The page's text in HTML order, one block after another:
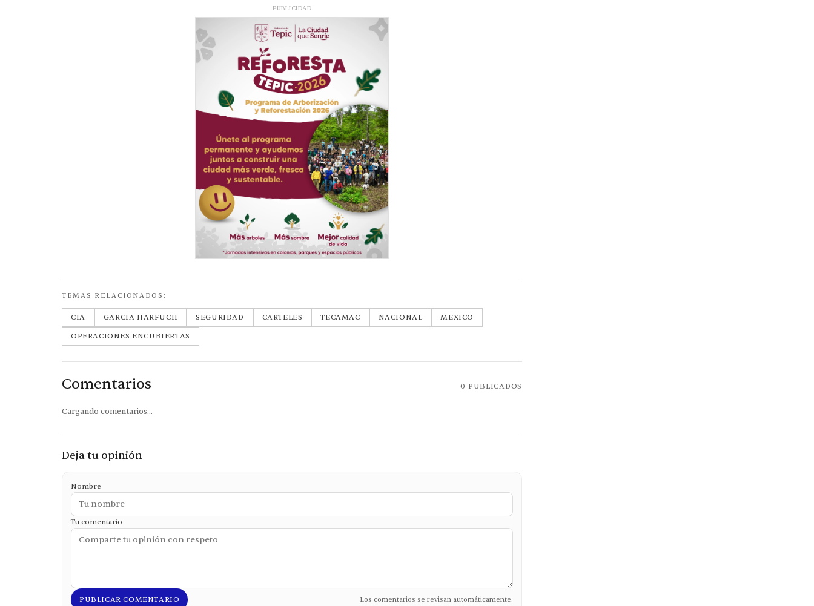
PUBLICIDAD
TEMAS RELACIONADOS:
CIA GARCIA HARFUCH SEGURIDAD CARTELES TECAMAC NACIONAL
MEXICO
OPERACIONES ENCUBIERTAS
Comentarios 0 PUBLICADOS
Cargando comentarios...
Deja tu opinión
Nombre
Tu comentario
PUBLICAR COMENTARIO Los comentarios se revisan automáticamente.